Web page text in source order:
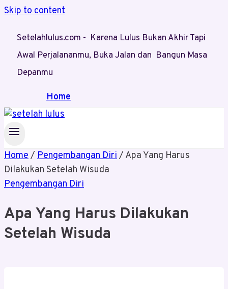
Skip to content
Setelahlulus.com - Karena Lulus Bukan Akhir Tapi
Awal Perjalananmu, Buka Jalan dan Bangun Masa
Depanmu
Home
Home/ Pengembangan Diri/ Apa Yang Harus
Dilakukan Setelah Wisuda
Pengembangan Diri
Apa Yang Harus Dilakukan
Setelah Wisuda